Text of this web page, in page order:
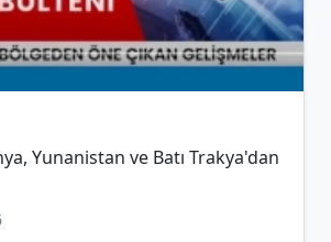
Yunanistan ve Batı Trakya'dan